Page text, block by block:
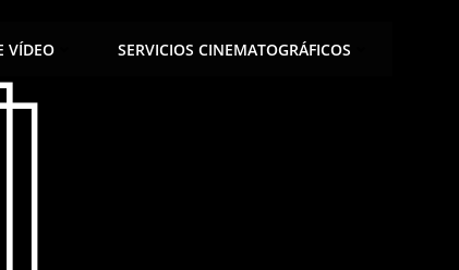
VÍDEO SERVICIOS CINEMATOGRÁFICOS